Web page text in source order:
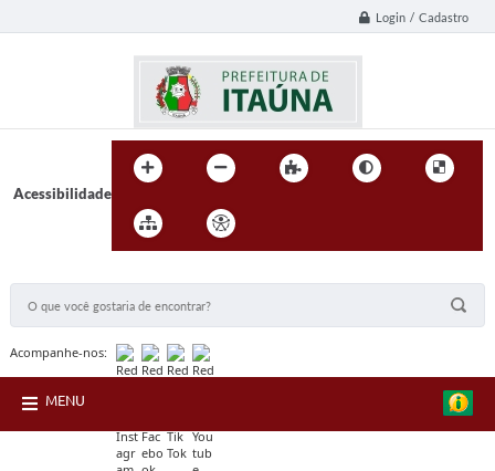
Login / Cadastro
Acessibilidade
Acompanhe-nos:
MENU